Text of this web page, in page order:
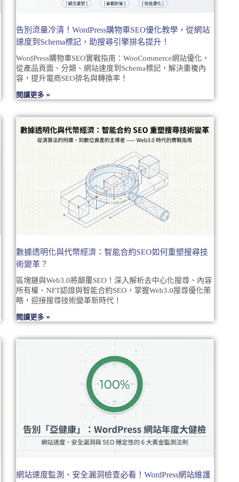
告別流量冷清！WordPress購物車SEO優化教學，從網站
速度到Schema標記，助搜尋引擎排名提升！
WordPress購物車SEO實戰指南：WooCommerce網站優化，
從產品頁面、分類、網站速度到Schema標記，解決重複內
容，提升電商SEO排名與轉換率！
閱讀更多 »
數據透明化與代幣經濟：智能合約SEO如何重塑搜尋技
術變革？
區塊鏈與Web3.0將顛覆SEO！深入解析去中心化搜尋、內容
所有權、NFT認證與智能合約SEO，掌握Web3.0搜尋優化策
略，迎接搜尋技術變革新時代！
閱讀更多 »
網站速度監測、安全漏洞檢查必看！WordPress網站維護